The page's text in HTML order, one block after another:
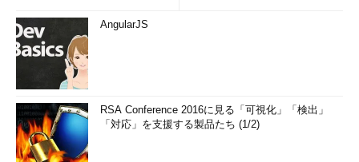
AngularJS
RSA Conference 2016に見る「可視化」「検出」
「対応」を支援する製品たち (1/2)